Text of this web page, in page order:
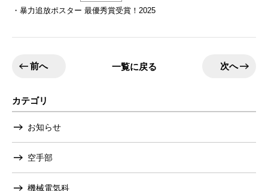
・暴力追放ポスター 最優秀賞受賞！2025
前へ 一覧に戻る 次へ
カテゴリ
お知らせ
空手部
機械電気科